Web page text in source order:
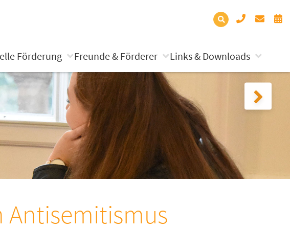
Förderung Freunde & Förderer Links & Downloads
Antisemitismus